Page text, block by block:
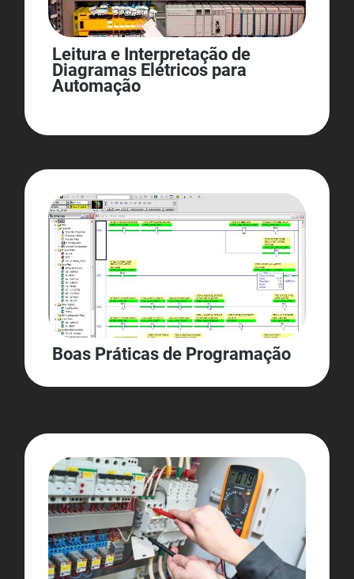
Leitura e Interpretação de
Diagramas Elétricos para
Automação
Boas Práticas de Programação